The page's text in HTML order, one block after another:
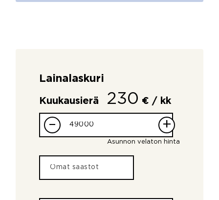
Lainalaskuri
Kuukausierä 230 € / kk
– +
Asunnon velaton hinta